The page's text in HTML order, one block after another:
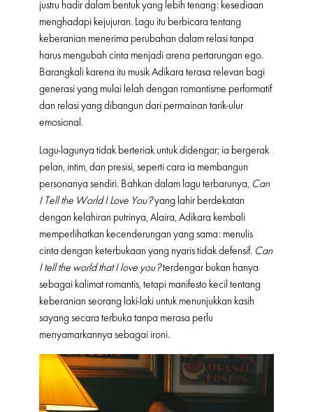
justru hadir dalam bentuk yang lebih tenang: kesediaan
menghadapi kejujuran. Lagu itu berbicara tentang
keberanian menerima perubahan dalam relasi tanpa
harus mengubah cinta menjadi arena pertarungan ego.
Barangkali karena itu musik Adikara terasa relevan bagi
generasi yang mulai lelah dengan romantisme performatif
dan relasi yang dibangun dari permainan tarik-ulur
emosional.
Lagu-lagunya tidak berteriak untuk didengar; ia bergerak
pelan, intim, dan presisi, seperti cara ia membangun
personanya sendiri. Bahkan dalam lagu terbarunya, Can
I Tell the World I Love You?yang lahir berdekatan
dengan kelahiran putrinya, Alaira, Adikara kembali
memperlihatkan kecenderungan yang sama: menulis
cinta dengan keterbukaan yang nyaris tidak defensif. Can
I tell the world that I love you?terdengar bukan hanya
sebagai kalimat romantis, tetapi manifesto kecil tentang
keberanian seorang laki-laki untuk menunjukkan kasih
sayang secara terbuka tanpa merasa perlu
menyamarkannya sebagai ironi.